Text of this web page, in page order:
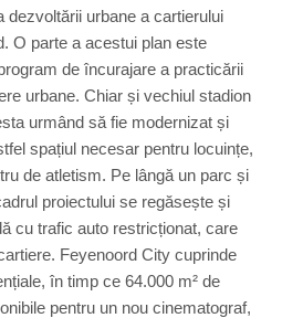
dezvoltării urbane a cartierului
O parte a acestui plan este
de încurajare a practicării
urbane. Chiar și vechiul stadion
urmând să fie modernizat și
spațiul necesar pentru locuințe,
de atletism. Pe lângă un parc și
proiectului se regăsește și
cu trafic auto restricționat, care
Feyenoord City cuprinde
în timp ce 64.000 m² de
pentru un nou cinematograf,